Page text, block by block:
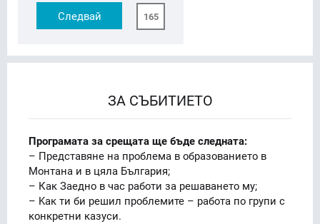
Следвай 165
ЗА СЪБИТИЕТО
Програмата за срещата ще бъде следната:
– Представяне на проблема в образованието в
Монтана и в цяла България;
– Как Заедно в час работи за решаването му;
– Kак ти би решил проблемите – работа по групи с
конкретни казуси.